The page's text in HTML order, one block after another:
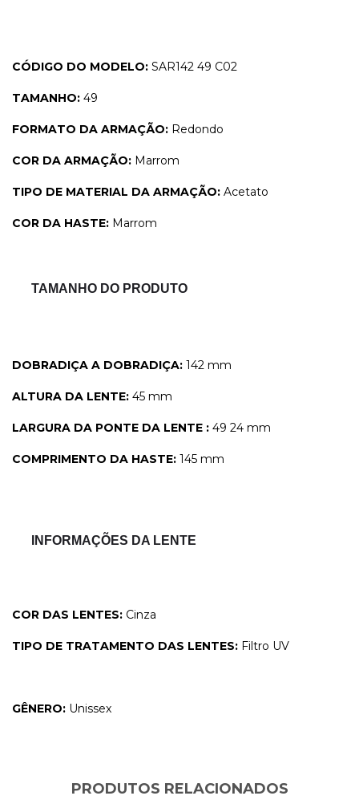
CÓDIGO DO MODELO: SAR142 49 C02
TAMANHO: 49
FORMATO DA ARMAÇÃO: Redondo
COR DA ARMAÇÃO: Marrom
TIPO DE MATERIAL DA ARMAÇÃO: Acetato
COR DA HASTE: Marrom
TAMANHO DO PRODUTO
DOBRADIÇA A DOBRADIÇA: 142 mm
ALTURA DA LENTE: 45 mm
LARGURA DA PONTE DA LENTE : 49 24 mm
COMPRIMENTO DA HASTE: 145 mm
INFORMAÇÕES DA LENTE
COR DAS LENTES: Cinza
TIPO DE TRATAMENTO DAS LENTES: Filtro UV
GÊNERO: Unissex
PRODUTOS RELACIONADOS